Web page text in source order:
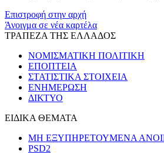
Επιστροφή στην αρχή
Άνοιγμα σε νέα καρτέλα
ΤΡΑΠΕΖΑ ΤΗΣ ΕΛΛΑΔΟΣ
ΝΟΜΙΣΜΑΤΙΚΗ ΠΟΛΙΤΙΚΗ
ΕΠΟΠΤΕΙΑ
ΣΤΑΤΙΣΤΙΚΑ ΣΤΟΙΧΕΙΑ
ΕΝΗΜΕΡΩΣΗ
ΔΙΚΤΥΟ
ΕΙΔΙΚΑ ΘΕΜΑΤΑ
ΜΗ ΕΞΥΠΗΡΕΤΟΥΜΕΝΑ
PSD2